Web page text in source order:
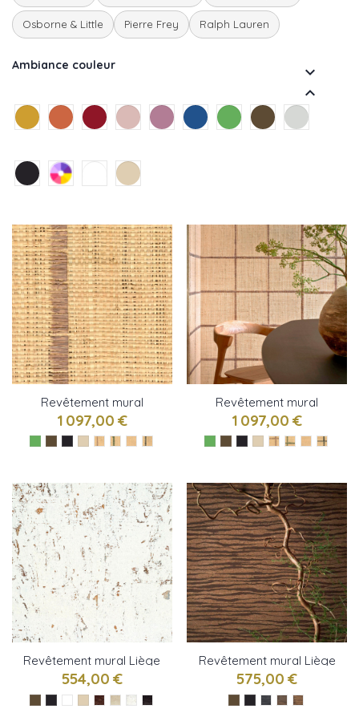
Osborne & Little Pierre Frey Ralph Lauren
Ambiance couleur


Revêtement mural
Raphia vertical de CMO
Paris
1 097,00 €
Revêtement mural
Raphia cadre de CMO
Paris
1 097,00 €
Revêtement mural Liège
éclat de CMO Paris
554,00 €
Revêtement mural Liège
strate de CMO Paris
575,00 €